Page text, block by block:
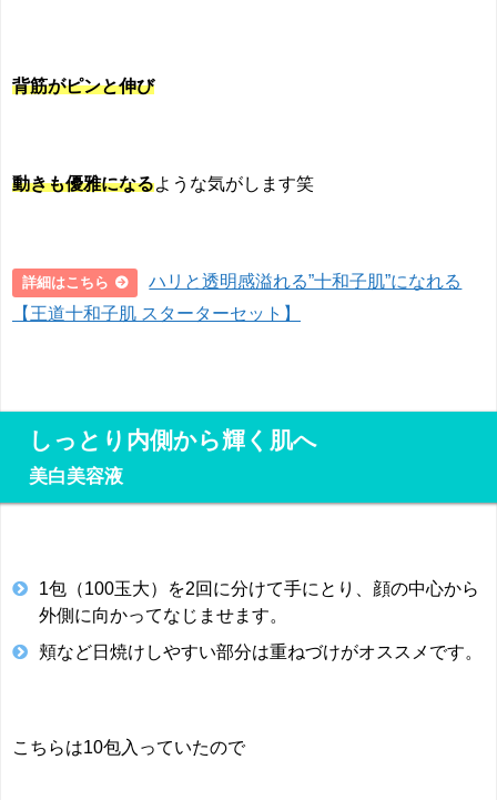
背筋がピンと伸び
動きも優雅になるような気がします笑
詳細はこちら
ハリと透明感溢れる”十和子肌”になれる
【王道十和子肌 スターターセット】
しっとり内側から輝く肌へ
美白美容液
1包（100玉大）を2回に分けて手にとり、顔の中心から
外側に向かってなじませます。
頬など日焼けしやすい部分は重ねづけがオススメです。
こちらは10包入っていたので